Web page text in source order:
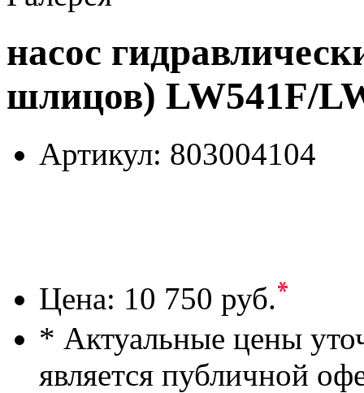
насос
шлицов) LW541F/
Артикул: 803004104
Цена: 10 750 руб.*
* Актуальные цены
является публичной